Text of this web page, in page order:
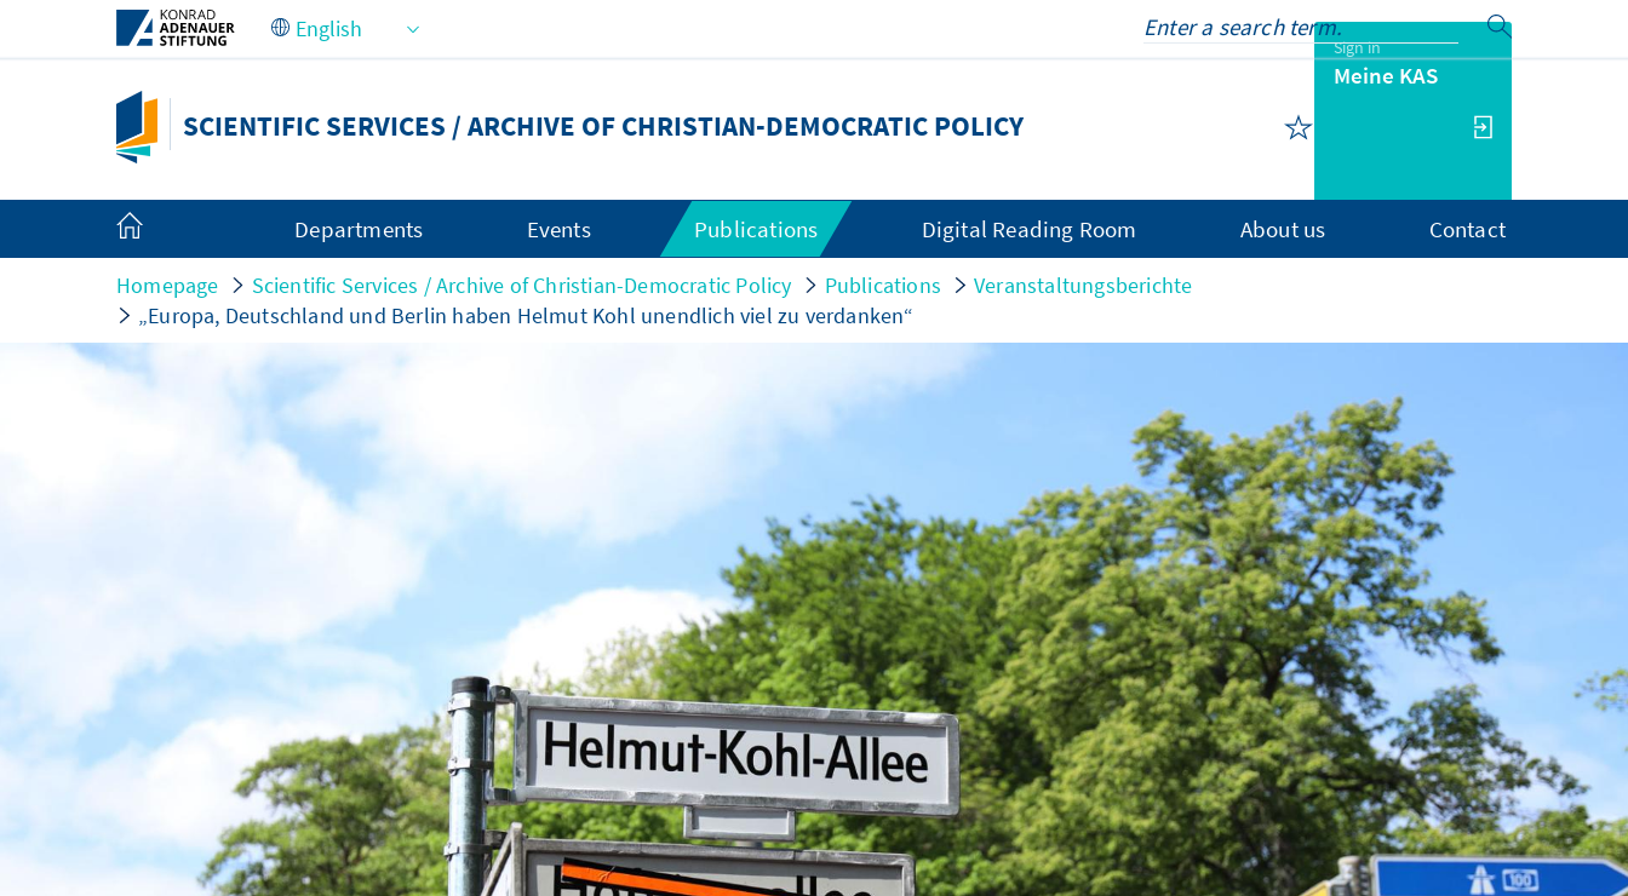
Skip to Main Content
SCIENTIFIC SERVICES / ARCHIVE OF CHRISTIAN-DEMOCRATIC POLICY
Sign in
Meine KAS
Departments Events Publications Digital Reading Room About us Contact
Homepage Scientific Services / Archive of Christian-Democratic Policy Publications
Veranstaltungsberichte
„Europa, Deutschland und Berlin haben Helmut Kohl unendlich viel zu verdanken“